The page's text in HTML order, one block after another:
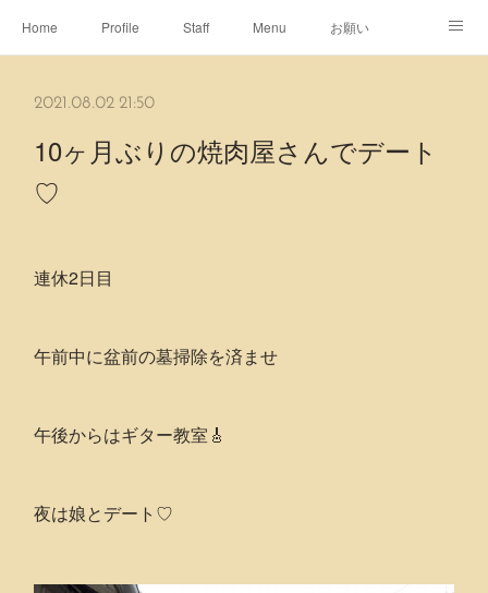
Home Profile Staff Menu お願い
2021.08.02 21:50
10ヶ月ぶりの焼肉屋さんでデート
♡
連休2日目
午前中に盆前の墓掃除を済ませ
午後からはギター教室🎸
夜は娘とデート♡